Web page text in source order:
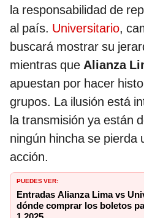
la responsabilidad de
al país. Universitario,
buscará mostrar su
mientras que Alianza
apuestan por hacer
grupos. La ilusión está
la transmisión ya están
ningún hincha se pierda
acción.
PUEDES VER:
Entradas Alianza Lima vs
dónde comprar los boletos